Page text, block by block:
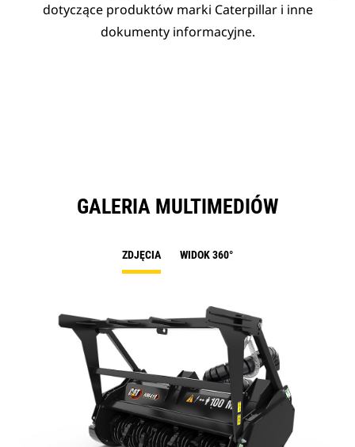
dotyczące produktów marki Caterpillar i inne
dokumenty informacyjne.
GALERIA MULTIMEDIÓW
ZDJĘCIA WIDOK 360°